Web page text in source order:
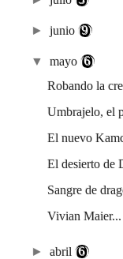
►junio(9)
▼mayo(6)
Robando la
Umbrajelo, el
El nuevo
El desierto de
Sangre de
Vivian Maier...
►abril(6)